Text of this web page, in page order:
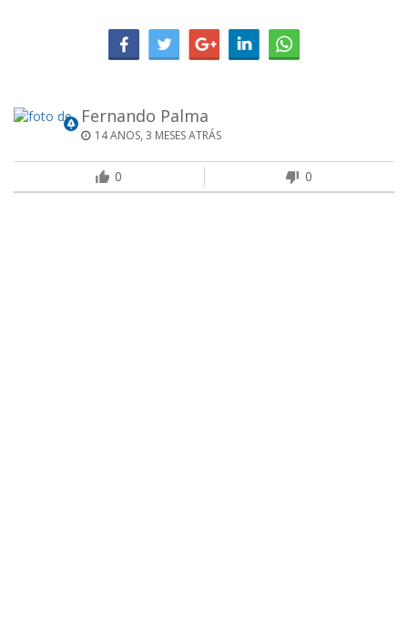
Fernando Palma
14 ANOS, 3 MESES ATRÁS
0 0